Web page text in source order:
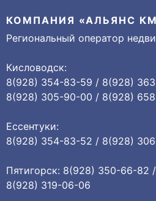
КОМПАНИЯ «АЛЬЯНС
Региональный оператор
Кисловодск:
8(928) 354-83-59 / 8(928)
8(928) 305-90-00 / 8(928)
Ессентуки:
8(928) 354-83-52 / 8(928)
Пятигорск: 8(928) 350-66-82
8(928) 319-06-06